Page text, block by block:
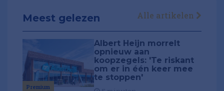
Meest gelezen Alle artikelen
Premium
Albert Heijn morrelt
opnieuw aan
koopzegels: 'Te riskant
om er in één keer mee
te stoppen'